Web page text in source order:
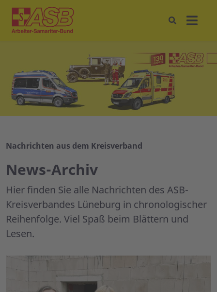
Nachrichten aus dem Kreisverband
News-Archiv
Hier finden Sie alle Nachrichten des ASB-
Kreisverbandes Lüneburg in chronologischer
Reihenfolge. Viel Spaß beim Blättern und
Lesen.